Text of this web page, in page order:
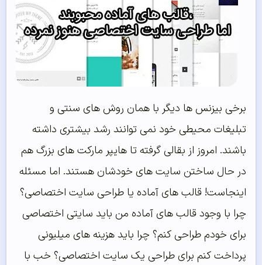
برخی بیزنس ها دیگر با همان روش های سنتی و
تبلیغات محیطی خود نمی توانند رشد بیشتری داشته
باشند. امروز از بقالی گرفته تا هایپر مارکت های بزرگ هم
در حال ساختن سایت های خودشان هستند. اما مسئله
اینجاست! قالب های آماده یا طراحی سایت اختصاصی؟
چرا با وجود قالب های آماده من باید سایتی اختصاصی
برای خودم طراحی کنم؟ چرا باید هزینه های میلیونی
پرداخت کنم برای طراحی یک سایت اختصاصی؟ خب با